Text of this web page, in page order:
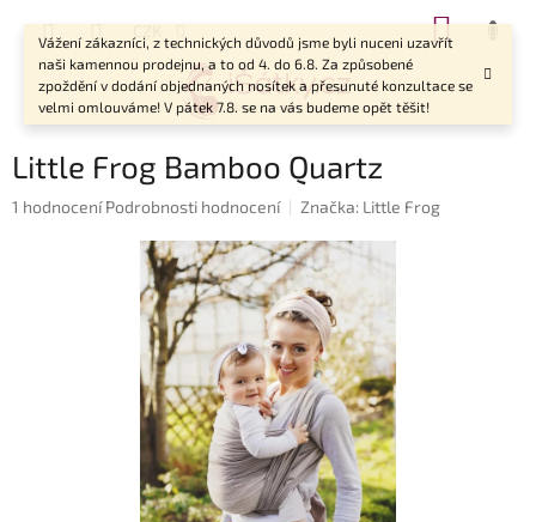
Vážení zákazníci, z technických důvodů jsme byli nuceni uzavřít
naši kamennou prodejnu, a to od 4. do 6.8. Za způsobené
zpoždění v dodání objednaných nosítek a přesunuté konzultace se
velmi omlouváme! V pátek 7.8. se na vás budeme opět těšit!
CZK
Little Frog Bamboo Quartz
Průměrné
1 hodnocení Podrobnosti hodnocení Značka: Little Frog